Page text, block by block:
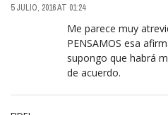
5 JULIO, 2016 AT 01:24
Me parece muy
PENSAMOS esa
supongo que habrá
de acuerdo.